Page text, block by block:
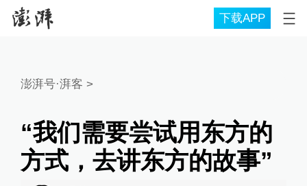
下载APP
澎湃号·湃客 >
“我们需要尝试用东方的
方式，去讲东方的故事”